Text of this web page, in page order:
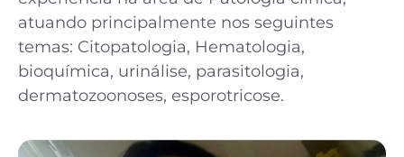
atuando principalmente nos seguintes
temas: Citopatologia, Hematologia,
bioquímica, urinálise, parasitologia,
dermatozoonoses, esporotricose.